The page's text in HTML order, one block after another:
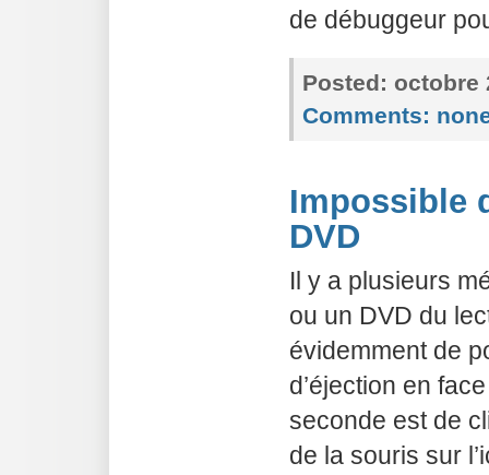
de débuggeur
Posted: octobre
Comments:
Impossible
DVD
Il y a plusieurs
ou un DVD du
évidemment de
d’éjection en
seconde est de
de la souris sur